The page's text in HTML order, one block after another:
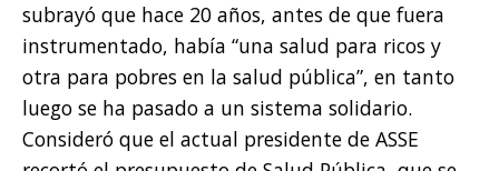
subrayó que hace 20 años, antes de que fuera
instrumentado, había “una salud para ricos y
otra para pobres en la salud pública”, en tanto
luego se ha pasado a un sistema solidario.
Consideró que el actual presidente de ASSE